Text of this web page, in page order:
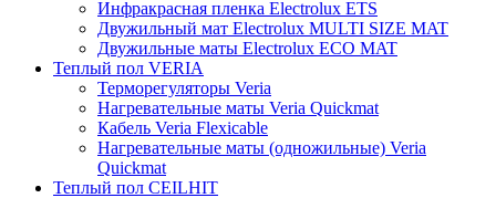
Инфракрасная пленка Electrolux ETS
Двужильный мат Electrolux MULTI SIZE MAT
Двужильные маты Electrolux ECO MAT
Теплый пол VERIA
Терморегуляторы Veria
Нагревательные маты Veria Quickmat
Кабель Veria Flexicable
Нагревательные маты (одножильные) Veria
Quickmat
Теплый пол CEILHIT